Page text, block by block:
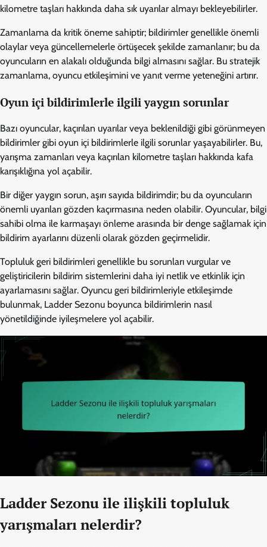
kilometre taşları hakkında daha sık uyarılar almayı bekleyebilirler.
Zamanlama da kritik öneme sahiptir; bildirimler genellikle önemli
olaylar veya güncellemelerle örtüşecek şekilde zamanlanır; bu da
oyuncuların en alakalı olduğunda bilgi almasını sağlar. Bu stratejik
zamanlama, oyuncu etkileşimini ve yanıt verme yeteneğini artırır.
Oyun içi bildirimlerle ilgili yaygın sorunlar
Bazı oyuncular, kaçırılan uyarılar veya beklenildiği gibi görünmeyen
bildirimler gibi oyun içi bildirimlerle ilgili sorunlar yaşayabilirler. Bu,
yarışma zamanları veya kaçırılan kilometre taşları hakkında kafa
karışıklığına yol açabilir.
Bir diğer yaygın sorun, aşırı sayıda bildirimdir; bu da oyuncuların
önemli uyarıları gözden kaçırmasına neden olabilir. Oyuncular, bilgi
sahibi olma ile karmaşayı önleme arasında bir denge sağlamak için
bildirim ayarlarını düzenli olarak gözden geçirmelidir.
Topluluk geri bildirimleri genellikle bu sorunları vurgular ve
geliştiricilerin bildirim sistemlerini daha iyi netlik ve etkinlik için
ayarlamasını sağlar. Oyuncu geri bildirimleriyle etkileşimde
bulunmak, Ladder Sezonu boyunca bildirimlerin nasıl
yönetildiğinde iyileşmelere yol açabilir.
Ladder Sezonu ile ilişkili topluluk
yarışmaları nelerdir?